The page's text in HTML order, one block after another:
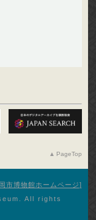
PageTop
市博物館ホームページ
All rights